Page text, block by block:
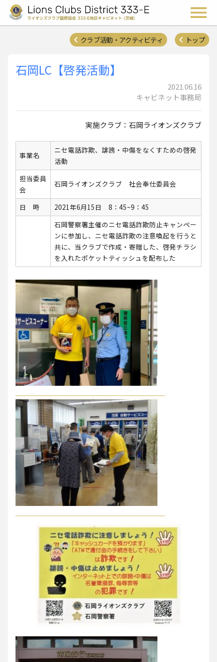
ライオンズクラ
トップ
クラブ活動・アクティビティ
石岡LC【啓発活動】
2021.06.16
キャビネット事務局
実施クラブ：石岡ライオンズクラブ
事業名
ニセ電話詐欺、誹謗・中傷をなくすための啓発
活動
担当委員
会
石岡ライオンズクラブ 社会奉仕委員会
日 時
2021年6月15日 8：45~9：45
石岡警察署主催のニセ電話詐欺防止キャンペー
ンに参加し、ニセ電話詐欺の注意喚起を行うと
共に、当クラブで作成・寄贈した、啓発チラシ
を入れたポケットティッシュを配布した